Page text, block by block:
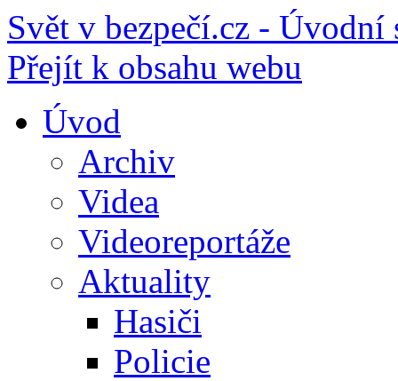
Svět v bezpečí.cz - Úvodní
Přejít k obsahu webu
Úvod
Archiv
Videa
Videoreportáže
Aktuality
Hasiči
Policie